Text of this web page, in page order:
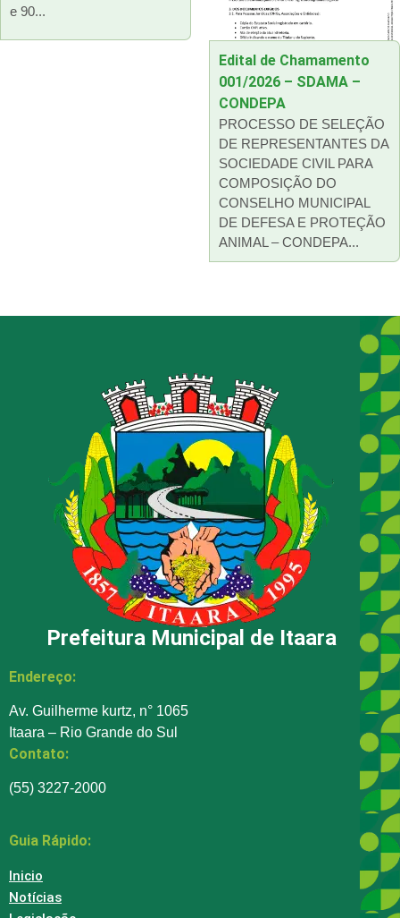
e 90...
Edital de Chamamento
001/2026 – SDAMA –
CONDEPA
PROCESSO DE SELEÇÃO
DE REPRESENTANTES DA
SOCIEDADE CIVIL PARA
COMPOSIÇÃO DO
CONSELHO MUNICIPAL
DE DEFESA E PROTEÇÃO
ANIMAL – CONDEPA...
Prefeitura Municipal de Itaara
Endereço:
Av. Guilherme kurtz, n° 1065
Itaara – Rio Grande do Sul
Contato:
(55) 3227-2000
Guia Rápido:
Inicio
Notícias